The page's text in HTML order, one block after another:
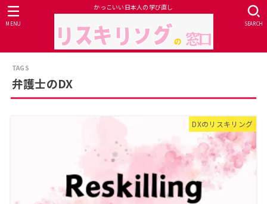
かっこいい日本人の学び直し
SEARCH
MENU
弁護士のDX
DXのリスキリング